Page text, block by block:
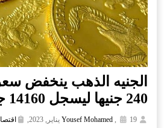
الجنيه الذهب ينخفض
240 جنيها ليسجل 14160 جنيها
Yousef Mohamed , 19 يناير, 2023,